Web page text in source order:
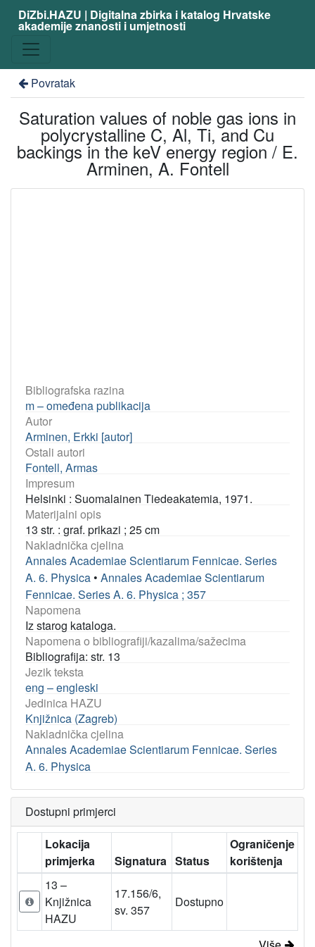
DiZbi.HAZU | Digitalna zbirka i katalog Hrvatske
akademije znanosti i umjetnosti
Povratak
Saturation values of noble gas ions in
polycrystalline C, Al, Ti, and Cu
backings in the keV energy region / E.
Arminen, A. Fontell
Bibliografska razina
m – omeđena publikacija
Autor
Arminen, Erkki [autor]
Ostali autori
Fontell, Armas
Impresum
Helsinki : Suomalainen Tiedeakatemia, 1971.
Materijalni opis
13 str. : graf. prikazi ; 25 cm
Nakladnička cjelina
Annales Academiae Scientiarum Fennicae. Series
A. 6. Physica • Annales Academiae Scientiarum
Fennicae. Series A. 6. Physica ; 357
Napomena
Iz starog kataloga.
Napomena o bibliografiji/kazalima/sažecima
Bibliografija: str. 13
Jezik teksta
eng – engleski
Jedinica HAZU
Knjižnica (Zagreb)
Nakladnička cjelina
Annales Academiae Scientiarum Fennicae. Series
A. 6. Physica
Dostupni primjerci
Lokacija
primjerka
Signatura Status
Ograničenje
korištenja
13 –
Knjižnica
HAZU
17.156/6,
sv. 357
Dostupno